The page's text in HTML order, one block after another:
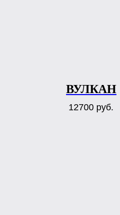
ВУЛКАН
12700 руб.